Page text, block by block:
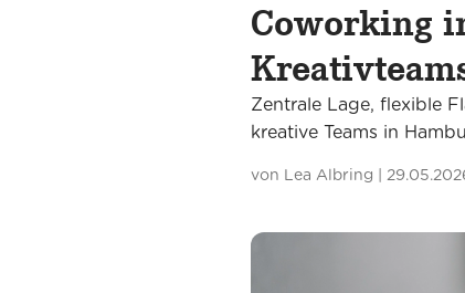
Coworking
Zentrale Lage, flexible
kreative Teams in
von Lea Albring